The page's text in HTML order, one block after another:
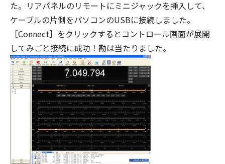
た。リアパネルのリモートにミニジャックを挿入して、
ケーブルの片側をパソコンのUSBに接続しました。
［Connect］をクリックするとコントロール画面が展開
してみごと接続に成功！勘は当たりました。